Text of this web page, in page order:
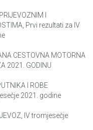
I
Prvi rezultati za IV
CESTOVNA MOTORNA
2021. GODINU
I ROBE
2021. godine
IV tromjesečje